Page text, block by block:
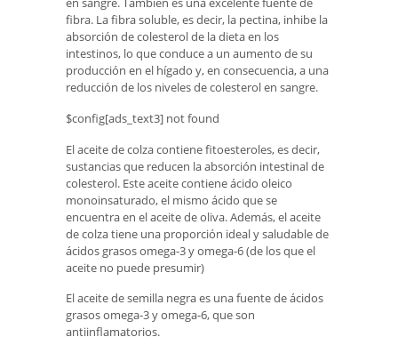
fibra. La fibra soluble, es decir, la pectina, inhibe la
absorción de colesterol de la dieta en los
intestinos, lo que conduce a un aumento de su
producción en el hígado y, en consecuencia, a una
reducción de los niveles de colesterol en sangre.
$config[ads_text3] not found
El aceite de colza contiene fitoesteroles, es decir,
sustancias que reducen la absorción intestinal de
colesterol. Este aceite contiene ácido oleico
monoinsaturado, el mismo ácido que se
encuentra en el aceite de oliva. Además, el aceite
de colza tiene una proporción ideal y saludable de
ácidos grasos omega-3 y omega-6 (de los que el
aceite no puede presumir)
El aceite de semilla negra es una fuente de ácidos
grasos omega-3 y omega-6, que son
antiinflamatorios.